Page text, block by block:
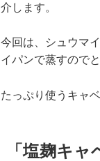
介します。
今回は、シュウマ
イパンで蒸すので
たっぷり使うキャ
「塩麹キ